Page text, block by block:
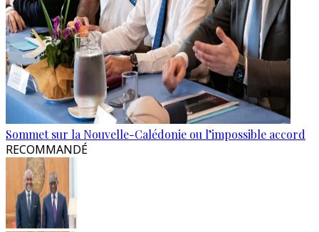
Sommet sur la Nouvelle-Calédonie ou l’impossible accord
RECOMMANDÉ